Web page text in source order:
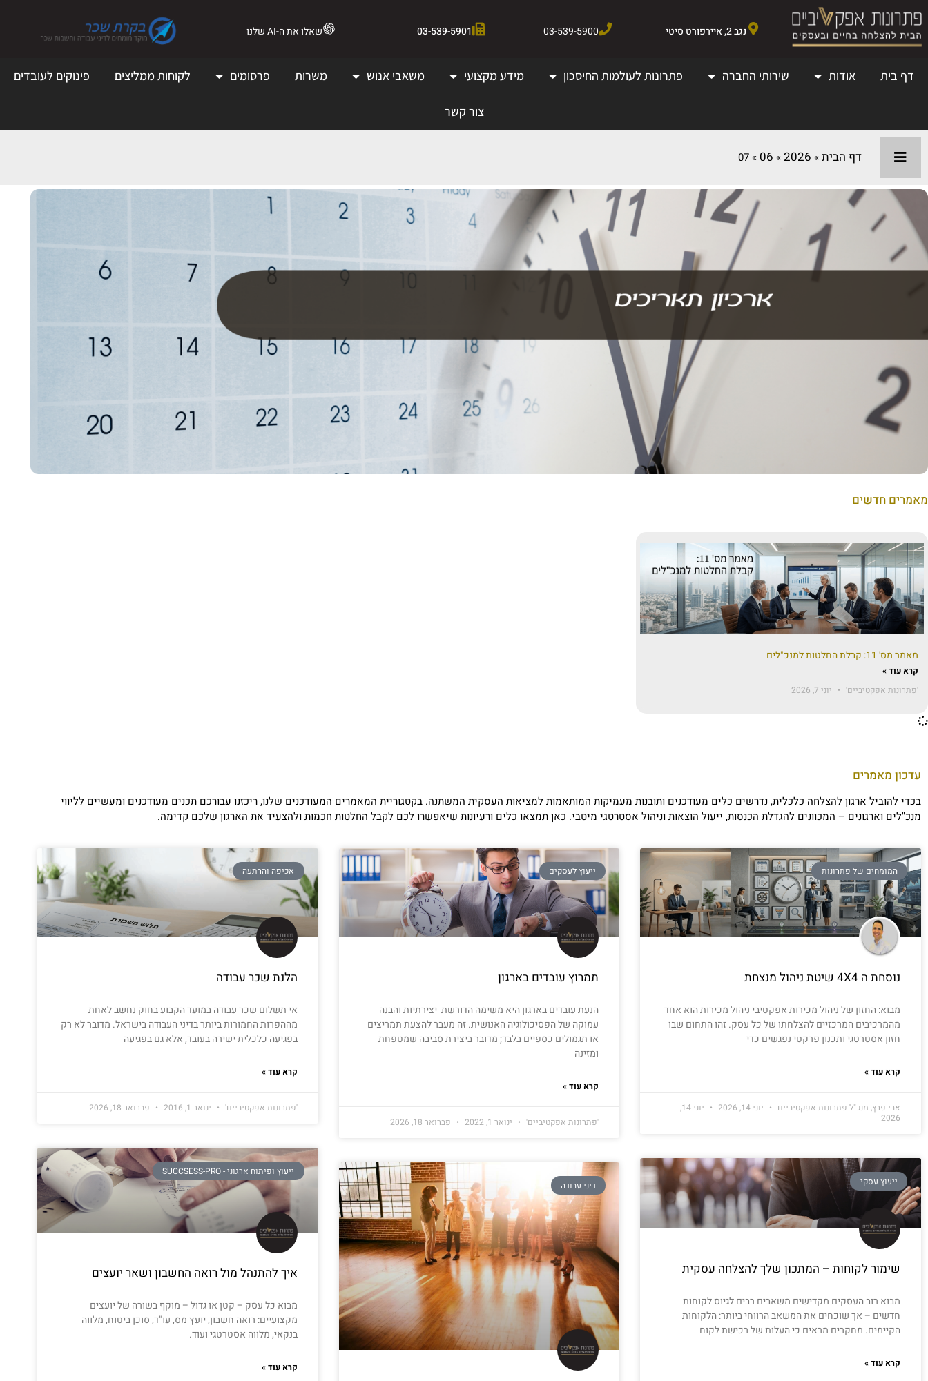
נגב 2, איירפורט סיטי 03-539-5900
03-539-5901 שאלו את ה-AI שלנו
דף בית אודות שירותי החברה פתרונות לעולמות החיסכון מידע מקצועי משאבי אנוש משרות פרסומים לקוחות ממליצים פינוקים לעובדים
צור קשר
דף הבית »
2026
»
06
»
07
מאמרים חדשים
מאמר מס' 11: קבלת החלטות למנכ"לים
קרא עוד »
'פתרונות אפקטיביים'
יוני 7, 2026
עדכון מאמרים
בכדי להוביל ארגון להצלחה כלכלית, נדרשים כלים מעודכנים ותובנות מעמיקות המותאמות למציאות העסקית המשתנה. בקטגוריית המאמרים המעודכנים שלנו, ריכזנו עבורכם תכנים מעודכנים ומעשיים לליווי
מנכ"לים וארגונים – המכוונים להגדלת הכנסות, ייעול הוצאות וניהול אסטרטגי מיטבי. כאן תמצאו כלים ורעיונות שיאפשרו לכם לקבל החלטות חכמות ולהצעיד את הארגון שלכם קדימה.
המומחים של פתרונות
נוסחת ה 4X4 שיטת ניהול מנצחת
מבוא: החזון של ניהול מכירות אפקטיבי ניהול מכירות הוא אחד
מהמרכיבים המרכזיים להצלחתו של כל עסק. זהו התחום שבו
חזון אסטרטגי ותכנון פרקטי נפגשים כדי
קרא עוד »
אבי פרץ, מנכ"ל פתרונות אפקטיביים יוני 14, 2026
יוני 14,
2026
ייעוץ לעסקים
תמרוץ עובדים בארגון
הנעת עובדים בארגון היא משימה הדורשת יצירתיות והבנה
עמוקה של הפסיכולוגיה האנושית. זה מעבר להצעת תמריצים
או תגמולים כספיים בלבד; מדובר ביצירת סביבה שמטפחת
ומזינה
קרא עוד »
'פתרונות אפקטיביים' ינואר 1, 2022 פברואר 18, 2026
אכיפה והרתעה
הלנת שכר עבודה
אי תשלום שכר עבודה במועד הקבוע בחוק נחשב לאחת
מההפרות החמורות ביותר בדיני העבודה בישראל. מדובר לא רק
בפגיעה כלכלית ישירה בעובד, אלא גם בפגיעה
קרא עוד »
'פתרונות אפקטיביים' ינואר 1, 2016 פברואר 18, 2026
ייעוץ עסקי
שימור לקוחות – המתכון שלך להצלחה עסקית
מבוא רוב העסקים מקדישים משאבים רבים לגיוס לקוחות
חדשים – אך שוכחים את המשאב הרווחי ביותר: הלקוחות
הקיימים. מחקרים מראים כי העלות של רכישת לקוח
קרא עוד »
דיני עבודה
ייעוץ ופיתוח ארגוני - SUCCSESS-PRO
איך להתנהל מול רואה החשבון ושאר יועצים
מבוא כל עסק – קטן או גדול – מוקף בשורה של יועצים
מקצועיים: רואה חשבון, יועץ מס, עו"ד, סוכן ביטוח, מלווה
בנקאי, מלווה אסטרטגי ועוד.
קרא עוד »